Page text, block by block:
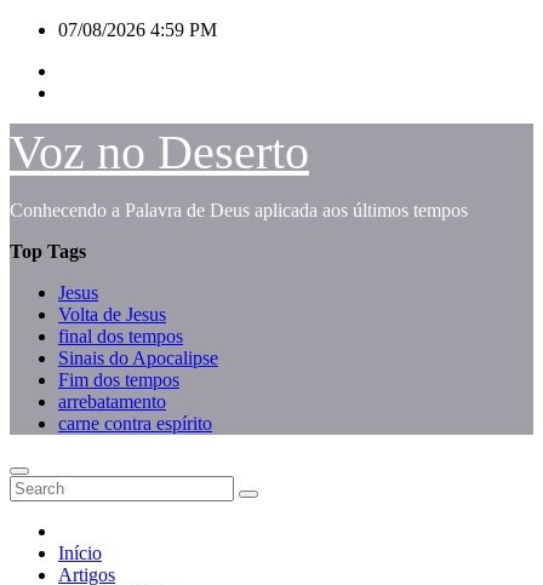
Skip
content
07/08/2026 4:59 PM
Voz no Deserto
Conhecendo a Palavra de Deus aplicada aos últimos tempos
Top Tags
Jesus
Volta de Jesus
final dos tempos
Sinais do Apocalipse
Fim dos tempos
arrebatamento
carne contra espírito
Início
Artigos